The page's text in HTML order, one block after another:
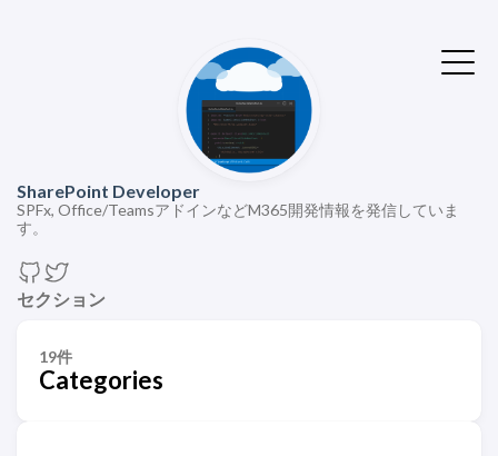
SharePoint Developer
SPFx, Office/TeamsアドインなどM365開発情報を発信していま
す。
セクション
19件
Categories